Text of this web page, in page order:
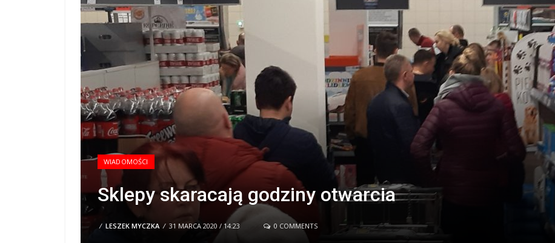
WIADOMOŚCI
Sklepy skaracają godziny otwarcia
/ LESZEK MYCZKA / 31 MARCA 2020 / 14:23 0 COMMENTS